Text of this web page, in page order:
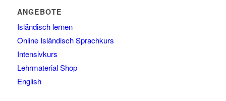
ANGEBOTE
Isländisch lernen
Online Isländisch Sprachkurs
Intensivkurs
Lehrmaterial Shop
English